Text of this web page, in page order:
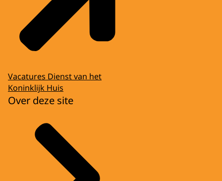
Vacatures Dienst van het
Koninklijk Huis
Over deze site